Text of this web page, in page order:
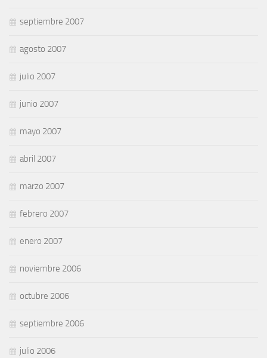
septiembre 2007
agosto 2007
julio 2007
junio 2007
mayo 2007
abril 2007
marzo 2007
febrero 2007
enero 2007
noviembre 2006
octubre 2006
septiembre 2006
julio 2006